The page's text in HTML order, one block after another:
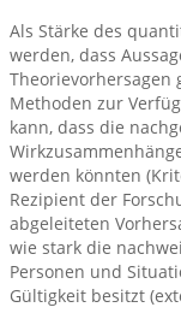
Als Stärke des
werden, dass
Theorievorhersagen
Methoden zur
kann, dass die
werden könnten
Rezipient der
abgeleiteten
wie stark die
Personen und
Gültigkeit besitzt